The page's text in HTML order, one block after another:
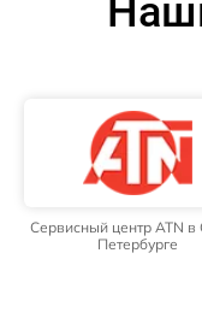
Сервисный центр ATN в
Петербурге